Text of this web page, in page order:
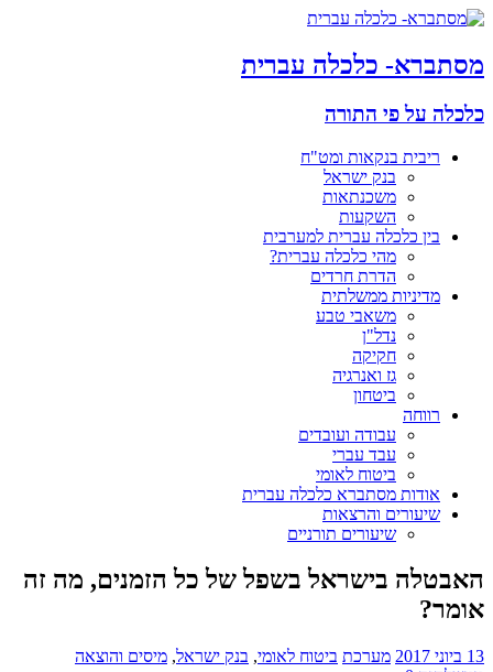
מסתברא- כלכלה עברית
כלכלה על פי התורה
ריבית בנקאות ומט"ח
בנק ישראל
משכנתאות
השקעות
בין כלכלה עברית למערבית
מהי כלכלה עברית?
הדרת חרדים
מדיניות ממשלתית
משאבי טבע
נדל"ן
חקיקה
גז ואנרגיה
ביטחון
רווחה
עבודה ועובדים
עבד עברי
ביטוח לאומי
אודות מסתברא כלכלה עברית
שיעורים והרצאות
שיעורים תורניים
האבטלה בישראל בשפל של כל הזמנים, מה זה
אומר?
13 ביוני 2017 מערכת ביטוח לאומי, בנק ישראל, מיסים והוצאה